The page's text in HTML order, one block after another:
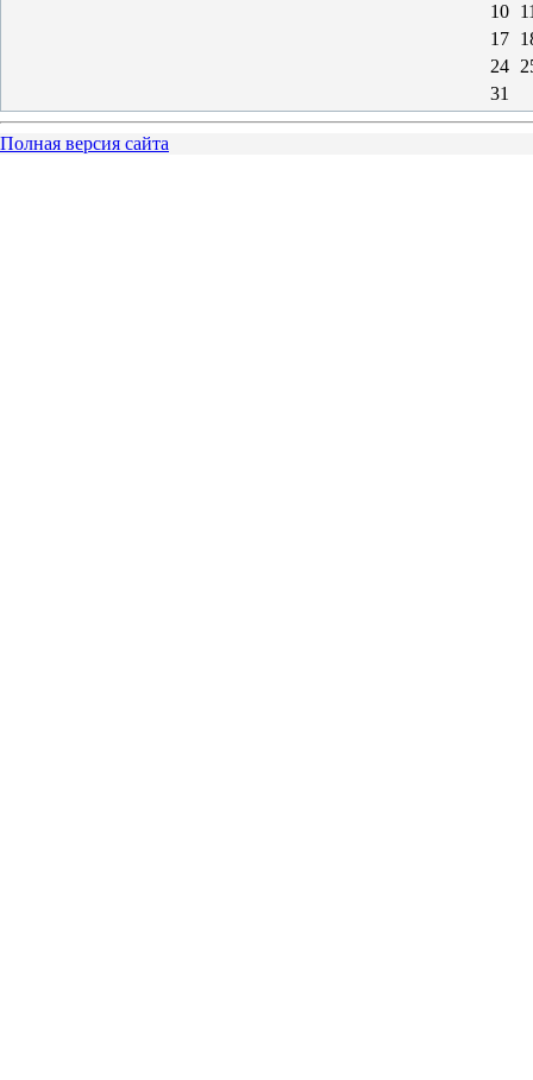
10
17
24
31
Полная версия сайта